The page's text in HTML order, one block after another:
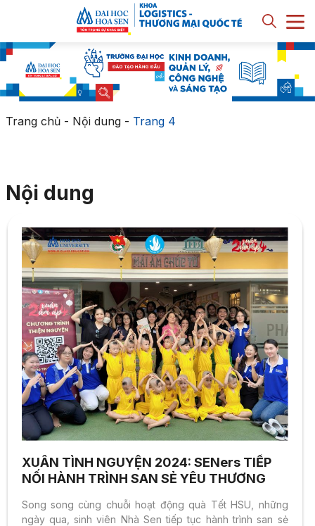
Trang chủ- Nội dung- Trang 4
Nội dung
XUÂN TÌNH NGUYỆN 2024: SENers TIẾP
NỐI HÀNH TRÌNH SAN SẺ YÊU THƯƠNG
Song song cùng chuỗi hoạt động quà Tết HSU, những
ngày qua, sinh viên Nhà Sen tiếp tục hành trình san sẻ